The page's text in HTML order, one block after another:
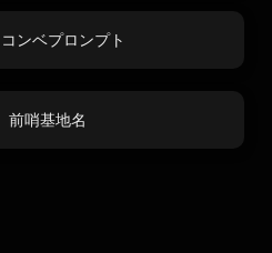
ンベプロンプト
前哨基地名